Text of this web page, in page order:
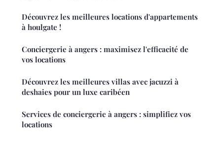
Découvrez les meilleures locations d'appartements
à houlgate !
Conciergerie à angers : maximisez l'efficacité de
vos locations
Découvrez les meilleures villas avec jacuzzi à
deshaies pour un luxe caribéen
Services de conciergerie à angers : simplifiez vos
locations